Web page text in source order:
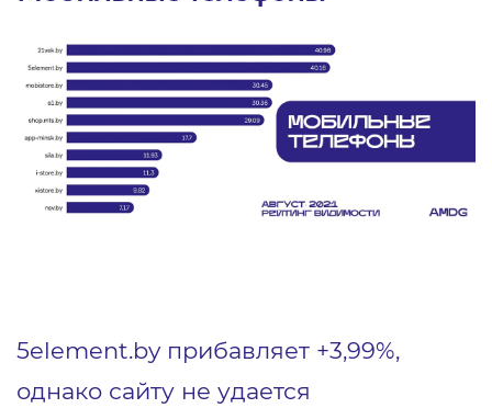
5element.by прибавляет +3,99%,
однако сайту не удается